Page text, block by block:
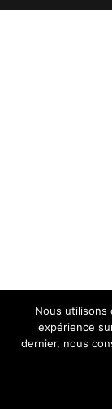
Nous utilisons
expérience
dernier, nous